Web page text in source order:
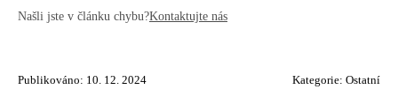
Našli jste v článku chybu?Kontaktujte nás
Publikováno: 10. 12. 2024 Kategorie: Ostatní